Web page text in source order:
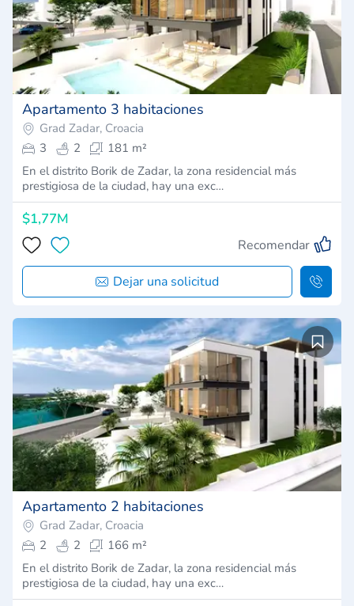
Apartamento 3 habitaciones
Grad Zadar, Croacia
3
2
181 m²
En el distrito Borik de Zadar, la zona residencial más
prestigiosa de la ciudad, hay una exc…
$1,77M
Recomendar
Dejar una solicitud
Apartamento 2 habitaciones
Grad Zadar, Croacia
2
2
166 m²
En el distrito Borik de Zadar, la zona residencial más
prestigiosa de la ciudad, hay una exc…